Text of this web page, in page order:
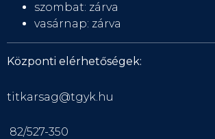
szombat: zárva
vasárnap: zárva
Központi elérhetőségek:
titkarsag@tgyk.hu
82/527-350